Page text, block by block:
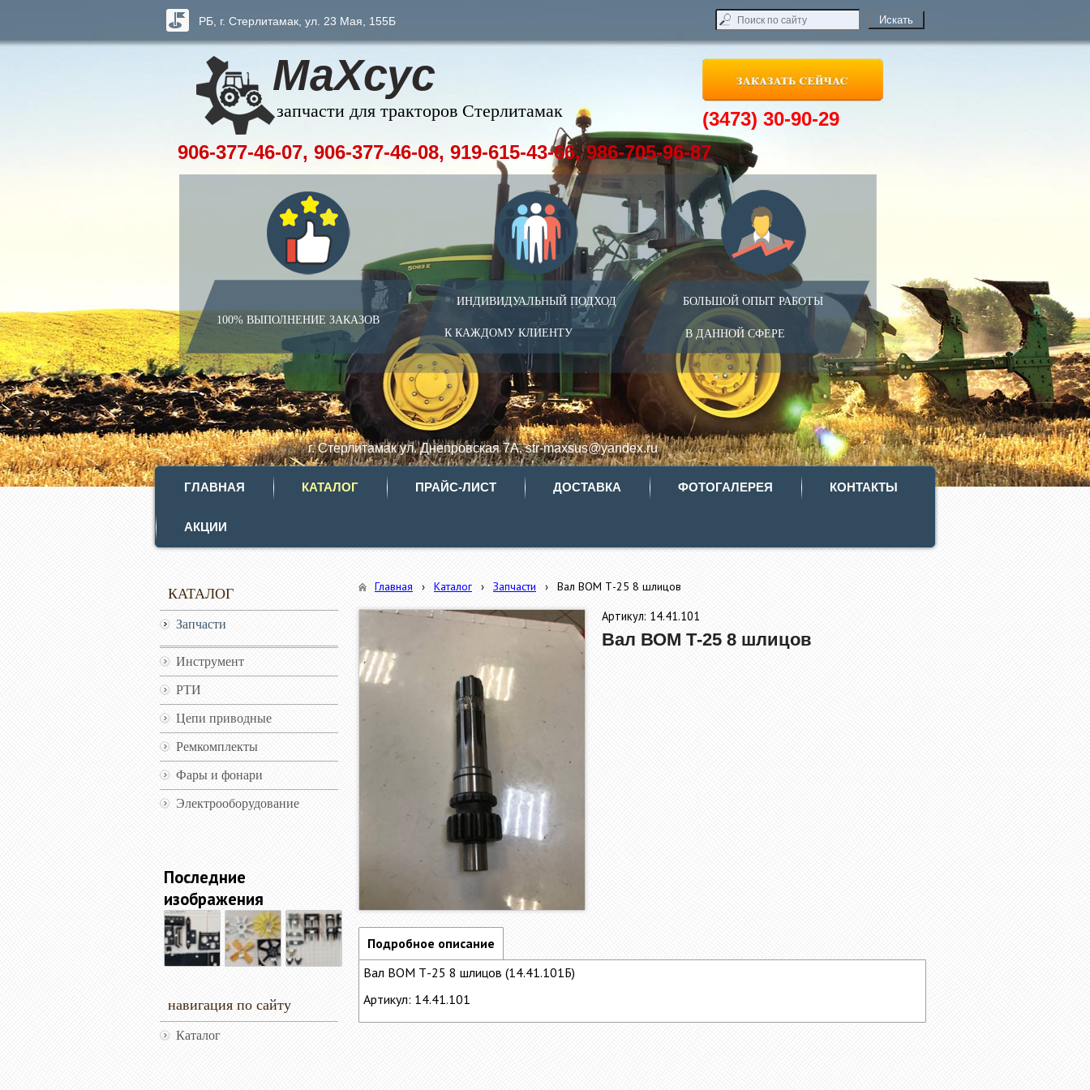
МаХсус
запчасти для тракторов Стерлитамак
100% ВЫПОЛНЕНИЕ ЗАКАЗОВ
ИНДИВИДУАЛЬНЫЙ ПОДХОД
К КАЖДОМУ КЛИЕНТУ
БОЛЬШОЙ ОПЫТ РАБОТЫ
В ДАННОЙ СФЕРЕ
РБ, г. Стерлитамак, ул. 23 Мая, 155Б
г. Стерлитамак ул. Днепровская 7А, str-maxsus@yandex.ru
906-377-46-07, 906-377-46-08, 919-615-43-66, 986-705-96-87
(3473) 30-90-29
ГЛАВНАЯ КАТАЛОГ ПРАЙС-ЛИСТ ДОСТАВКА ФОТОГАЛЕРЕЯ КОНТАКТЫ
АКЦИИ
КАТАЛОГ
Запчасти
Инструмент
РТИ
Цепи приводные
Ремкомплекты
Фары и фонари
Электрооборудование
Последние
изображения
навигация по сайту
Каталог
Главная › Каталог › Запчасти › Вал ВОМ Т-25 8 шлицов
Артикул: 14.41.101
Вал ВОМ Т-25 8 шлицов
Подробное описание
Вал ВОМ Т-25 8 шлицов (14.41.101Б)
Артикул: 14.41.101